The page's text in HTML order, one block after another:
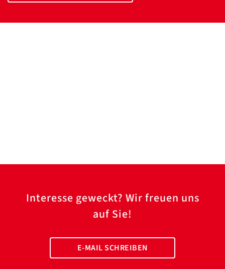
Interesse geweckt? Wir freuen uns
auf Sie!
E-MAIL SCHREIBEN